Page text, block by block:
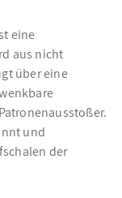
eine
aus nicht
über eine
und
der